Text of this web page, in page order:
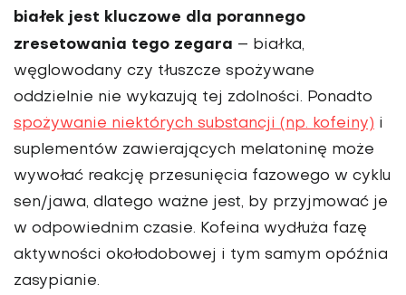
białek jest kluczowe dla porannego
zresetowania tego zegara – białka,
węglowodany czy tłuszcze spożywane
oddzielnie nie wykazują tej zdolności. Ponadto
spożywanie niektórych substancji (np. kofeiny) i
suplementów zawierających melatoninę może
wywołać reakcję przesunięcia fazowego w cyklu
sen/jawa, dlatego ważne jest, by przyjmować je
w odpowiednim czasie. Kofeina wydłuża fazę
aktywności okołodobowej i tym samym opóźnia
zasypianie.